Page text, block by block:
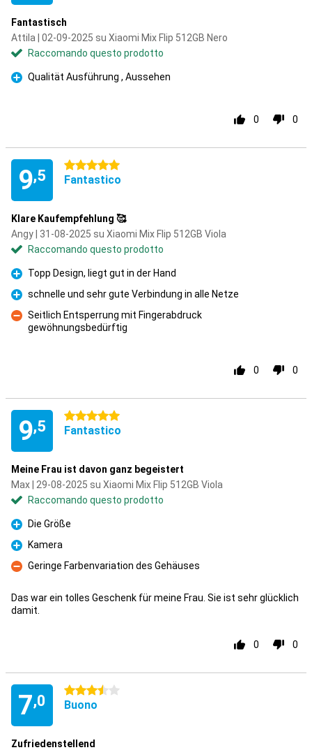
Fantastisch
Attila | 02-09-2025 su Xiaomi Mix Flip 512GB Nero
Raccomando questo prodotto
Pro
Qualität Ausführung , Aussehen
0 0
9,5
5 stelle
Fantastico
Klare Kaufempfehlung 🥰
Angy | 31-08-2025 su Xiaomi Mix Flip 512GB Viola
Raccomando questo prodotto
Pro
Topp Design, liegt gut in der Hand
Pro
schnelle und sehr gute Verbindung in alle Netze
Contro
Seitlich Entsperrung mit Fingerabdruck
gewöhnungsbedürftig
0 0
9,5
5 stelle
Fantastico
Meine Frau ist davon ganz begeistert
Max | 29-08-2025 su Xiaomi Mix Flip 512GB Viola
Raccomando questo prodotto
Pro
Die Größe
Pro
Kamera
Contro
Geringe Farbenvariation des Gehäuses
Das war ein tolles Geschenk für meine Frau. Sie ist sehr glücklich
damit.
0 0
7,0
3.5 stelle
Buono
Zufriedenstellend